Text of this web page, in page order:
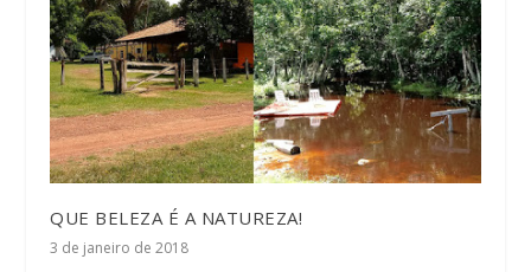
QUE BELEZA É A NATUREZA!
3 de janeiro de 2018